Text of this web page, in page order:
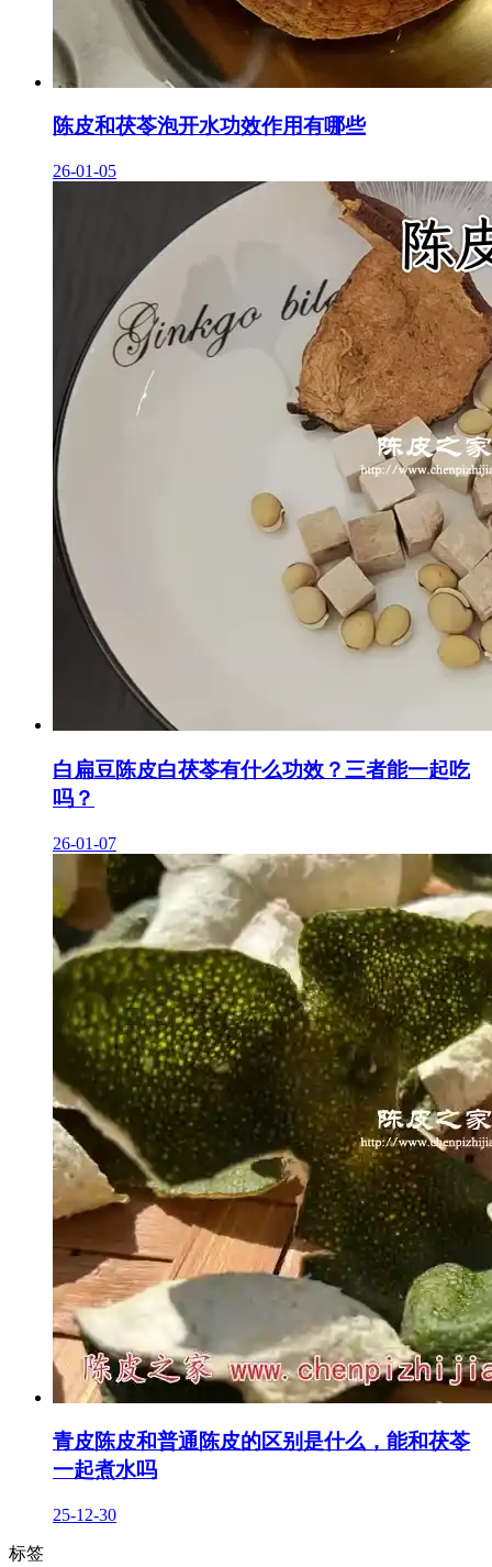
陈皮和茯苓泡开水功效作用有哪些
26-01-05
白扁豆陈皮白茯苓有什么功效？三者能一起吃
吗？
26-01-07
青皮陈皮和普通陈皮的区别是什么，能和茯苓
一起煮水吗
25-12-30
标签